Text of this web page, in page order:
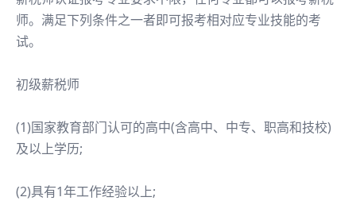
师。满足下列条件之一者即可报考相对应专业技能的考
试。
初级薪税师
(1)国家教育部门认可的高中(含高中、中专、职高和技校)
及以上学历;
(2)具有1年工作经验以上;